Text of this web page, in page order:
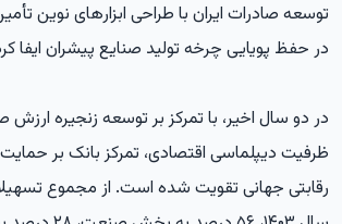
توسعه صادرات ایران با طراحی ابزارهای نوین
در حفظ پویایی چرخه تولید صنایع پیشران ایفا
در دو سال اخیر، با تمرکز بر توسعه زنجیره ارزش
ظرفیت دیپلماسی اقتصادی، تمرکز بانک بر
رقابتی جهانی تقویت شده است. از مجموع